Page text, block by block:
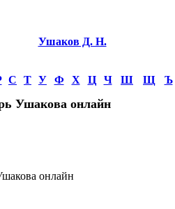
Ушаков Д. Н.
С Т У Ф Х Ц Ч Ш Щ Ъ
Ушакова онлайн